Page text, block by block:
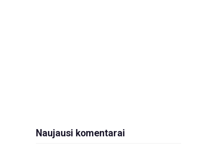
Naujausi komentarai